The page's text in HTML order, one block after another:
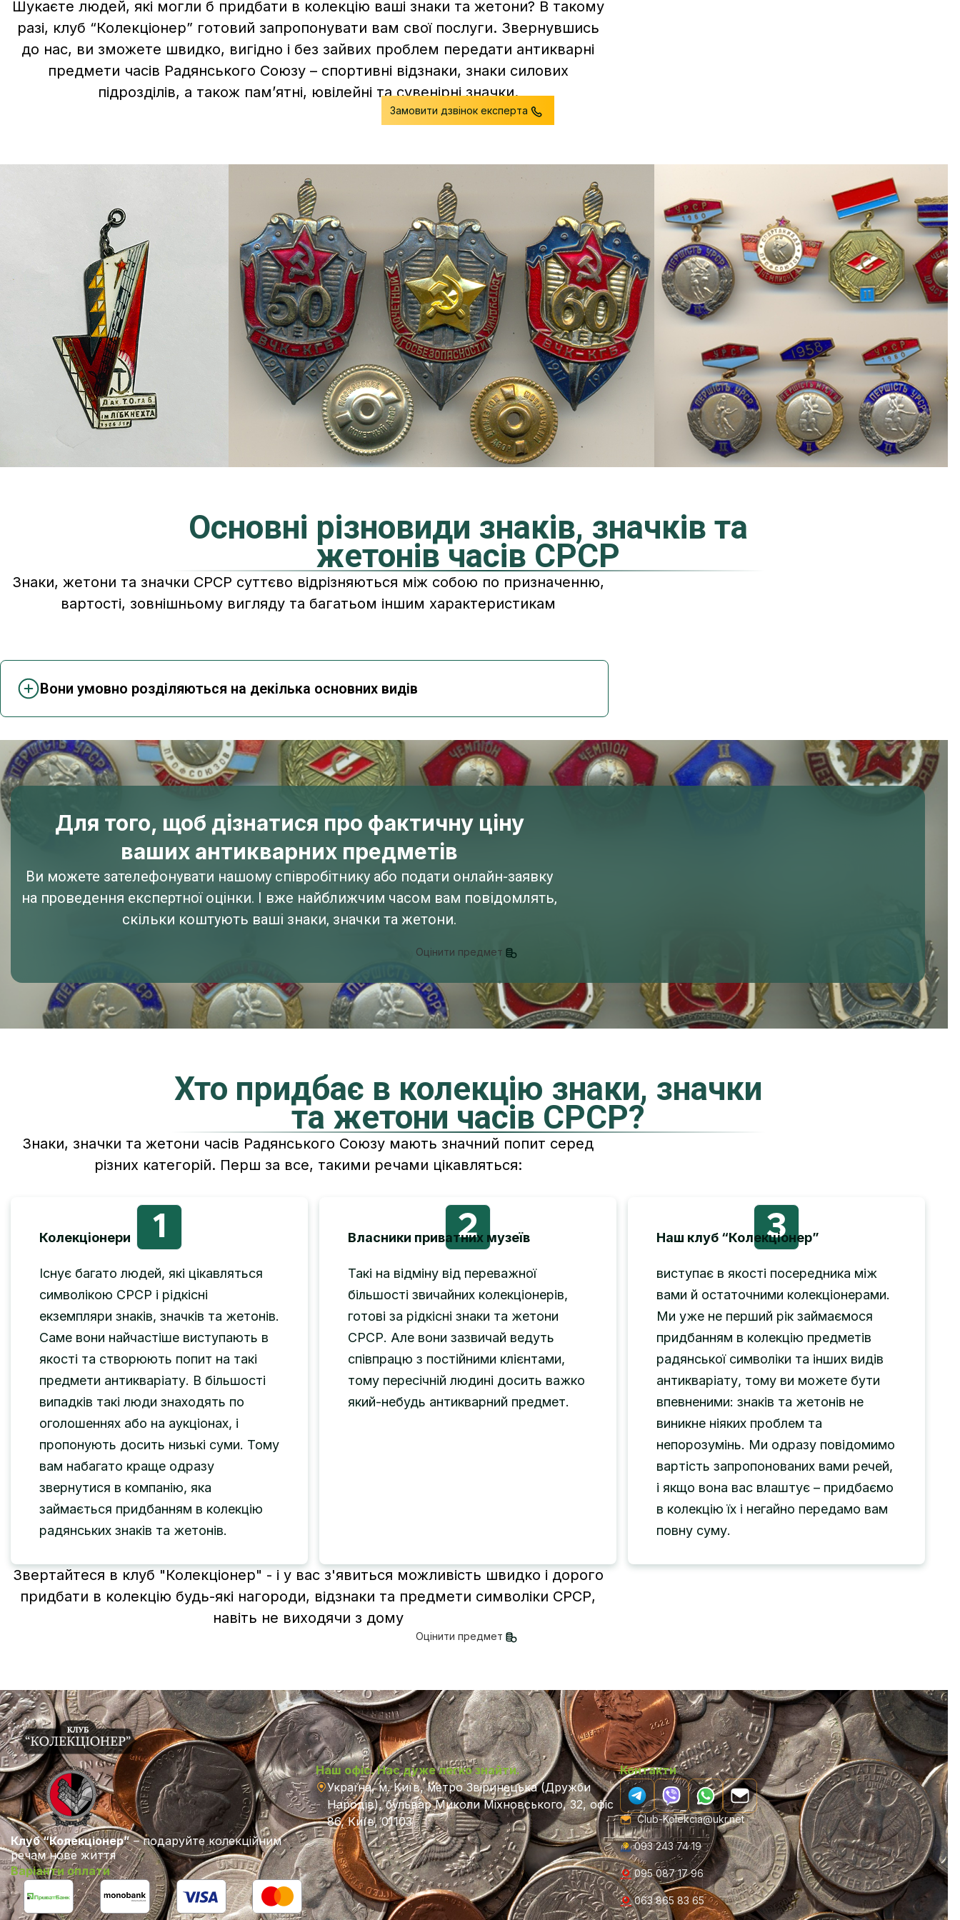
Шукаєте людей, які могли б придбати в колекцію ваші знаки та жетони? В такому
разі, клуб “Колекціонер” готовий запропонувати вам свої послуги. Звернувшись
до нас, ви зможете швидко, вигідно і без зайвих проблем передати антикварні
предмети часів Радянського Союзу – спортивні відзнаки, знаки силових
підрозділів, а також пам’ятні, ювілейні та сувенірні значки.
Замовити дзвінок експерта
Основні різновиди знаків, значків та
жетонів часів СРСР
Знаки, жетони та значки СРСР суттєво відрізняються між собою по призначенню,
вартості, зовнішньому вигляду та багатьом іншим характеристикам
Вони умовно розділяються на декілька основних видів
Для того, щоб дізнатися про фактичну ціну
ваших антикварних предметів
Ви можете зателефонувати нашому співробітнику або подати онлайн-заявку
на проведення експертної оцінки. І вже найближчим часом вам повідомлять,
скільки коштують ваші знаки, значки та жетони.
Оцінити предмет
Хто придбає в колекцію знаки, значки
та жетони часів СРСР?
Знаки, значки та жетони часів Радянського Союзу мають значний попит серед
різних категорій. Перш за все, такими речами цікавляться:
1
Колекціонери
Існує багато людей, які цікавляться
символікою СРСР і рідкісні
екземпляри знаків, значків та жетонів.
Саме вони найчастіше виступають в
якості та створюють попит на такі
предмети антикваріату. В більшості
випадків такі люди знаходять по
оголошеннях або на аукціонах, і
пропонують досить низькі суми. Тому
вам набагато краще одразу
звернутися в компанію, яка
займається придбанням в колекцію
радянських знаків та жетонів.
2
Власники приватних музеїв
Такі на відміну від переважної
більшості звичайних колекціонерів,
готові за рідкісні знаки та жетони
СРСР. Але вони зазвичай ведуть
співпрацю з постійними клієнтами,
тому пересічній людині досить важко
який-небудь антикварний предмет.
3
Наш клуб “Колекціонер”
виступає в якості посередника між
вами й остаточними колекціонерами.
Ми уже не перший рік займаємося
придбанням в колекцію предметів
радянської символіки та інших видів
антикваріату, тому ви можете бути
впевненими: знаків та жетонів не
виникне ніяких проблем та
непорозумінь. Ми одразу повідомимо
вартість запропонованих вами речей,
і якщо вона вас влаштує – придбаємо
в колекцію їх і негайно передамо вам
повну суму.
Звертайтеся в клуб "Колекціонер" - і у вас з'явиться можливість швидко і дорого
придбати в колекцію будь-які нагороди, відзнаки та предмети символіки СРСР,
навіть не виходячи з дому
Оцінити предмет
Клуб “Колекціонер”– подаруйте колекційним
речам нове життя
Варіанти оплати
Наш офіс. Нас дуже легко знайти.
Україна, м. Київ, метро Звіринецька (Дружби
Народів), бульвар Миколи Міхновського, 32, офіс
86, Київ, 01103
Контакти
Club-Kolekcia@ukr.net
093 243 74 19
095 087 17 96
063 865 83 65